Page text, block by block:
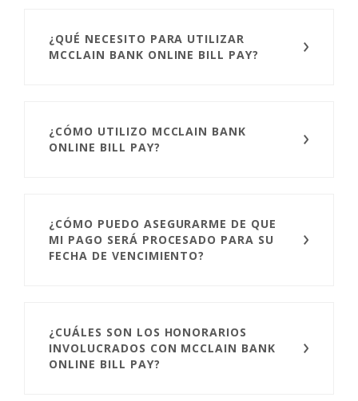
¿QUÉ NECESITO PARA UTILIZAR
MCCLAIN BANK ONLINE BILL PAY?
¿CÓMO UTILIZO MCCLAIN BANK
ONLINE BILL PAY?
¿CÓMO PUEDO ASEGURARME DE QUE
MI PAGO SERÁ PROCESADO PARA SU
FECHA DE VENCIMIENTO?
¿CUÁLES SON LOS HONORARIOS
INVOLUCRADOS CON MCCLAIN BANK
ONLINE BILL PAY?